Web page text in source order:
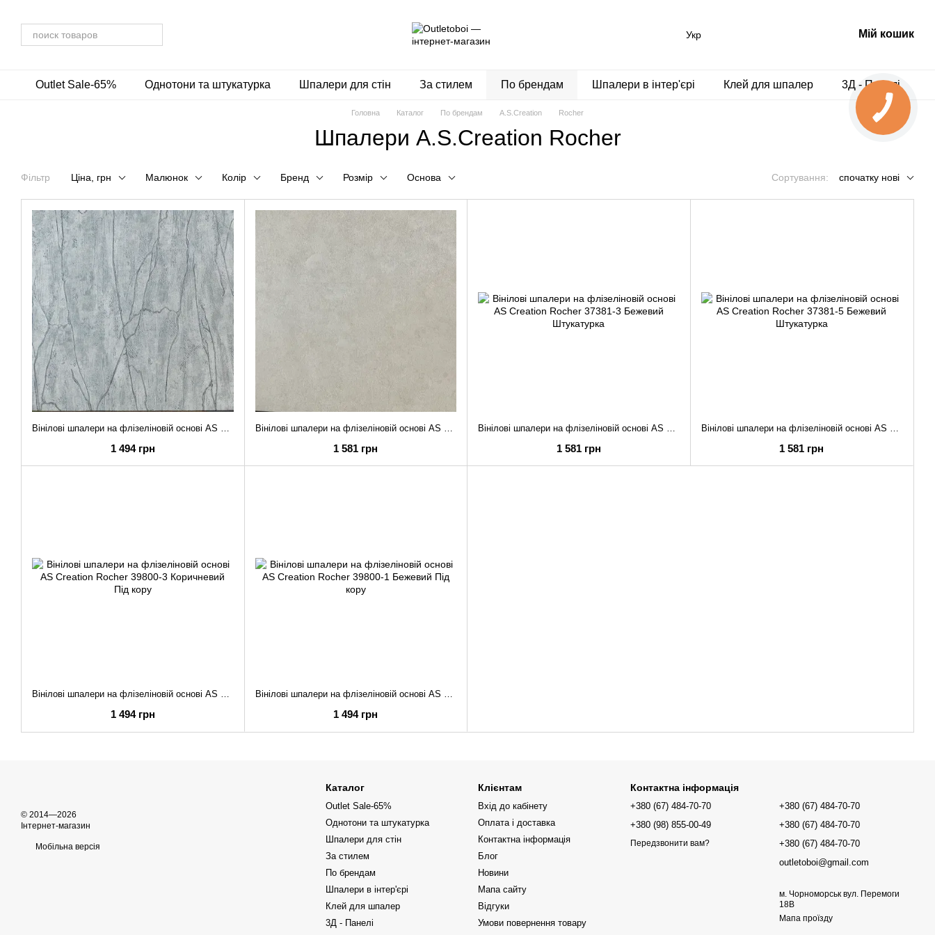
Укр Мій кошик
Outlet Sale-65% Однотони та штукатурка Шпалери для стін За стилем По брендам Шпалери в інтер'єрі Клей для шпалер 3Д - Панелі
Головна Каталог По брендам A.S.Creation Rocher
Шпалери A.S.Creation Rocher
Фільтр Ціна, грн Малюнок Колір Бренд Розмір Основа Сортування: спочатку нові
1 494 грн 1 581 грн 1 581 грн 1 581 грн
Вінілові шпалери на флізеліновій основі AS Creation Rocher 39800-3 Коричневий Під кору
1 494 грн
Вінілові шпалери на флізеліновій основі AS Creation Rocher 39800-1 Бежевий Під кору
1 494 грн
© 2014—2026
Інтернет-магазин
Мобільна версія
Каталог
Outlet Sale-65%
Однотони та штукатурка
Шпалери для стін
За стилем
По брендам
Шпалери в інтер'єрі
Клей для шпалер
3Д - Панелі
Клієнтам
Вхід до кабінету
Оплата і доставка
Контактна інформація
Блог
Новини
Мапа сайту
Відгуки
Умови повернення товару
Контактна інформація
+380 (67) 484-70-70
+380 (98) 855-00-49
Передзвонити вам?
+380 (67) 484-70-70
+380 (67) 484-70-70
+380 (67) 484-70-70
outletoboi@gmail.com
м. Чорноморськ вул. Перемоги
18В
Мапа проїзду